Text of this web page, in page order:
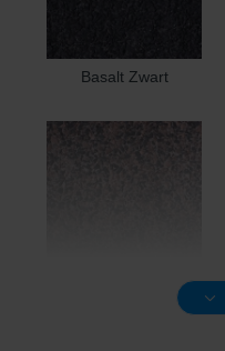
Basalt Zwart
Bruin-Zwart Nuance